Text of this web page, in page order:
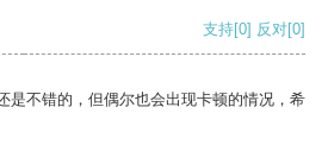
支持[0] 反对[0]
是不错的，但偶尔也会出现卡顿的情况，希